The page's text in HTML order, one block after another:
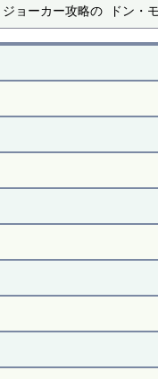
ョーカー攻略の ドン・